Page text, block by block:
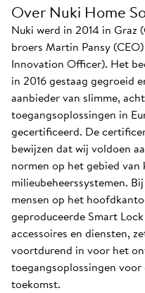
Over Nuki Home
Nuki werd in 2014 in
broers Martin Pansy
Innovation Officer). Het
in 2016 gestaag gegroeid
aanbieder van slimme,
toegangsoplossingen in
gecertificeerd. De
bewijzen dat wij voldoen
normen op het gebied van
milieubeheerssystemen.
mensen op het
geproduceerde Smart
accessoires en diensten,
voortdurend in voor het
toegangsoplossingen
toekomst.